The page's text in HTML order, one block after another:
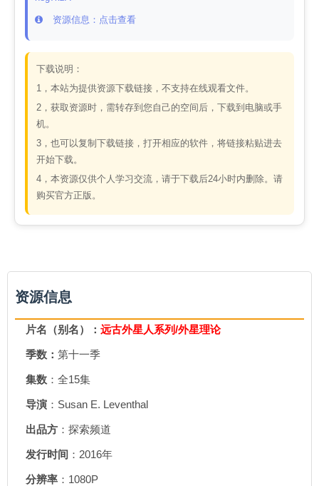
资源信息：点击查看
下载说明：
1，本站为提供资源下载链接，不支持在线观看文件。
2，获取资源时，需转存到您自己的空间后，下载到电脑或手
机。
3，也可以复制下载链接，打开相应的软件，将链接粘贴进去
开始下载。
4，本资源仅供个人学习交流，请于下载后24小时内删除。请
购买官方正版。
资源信息
片名（别名）： 远古外星人系列/外星理论
季数： 第十一季
集数 ：全15集
导演 ：Susan E. Leventhal
出品方 ：探索频道
发行时间 ：2016年
分辨率 ：1080P